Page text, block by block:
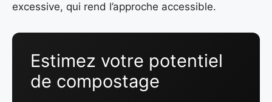
excessive, qui rend l’approche accessible.
Estimez votre potentiel
de compostage